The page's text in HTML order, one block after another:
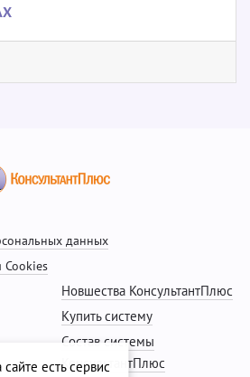
данных
Cookies
Новшества КонсультантПлюс
Купить систему
Состав системы
КонсультантПлюс
сайте есть сервис